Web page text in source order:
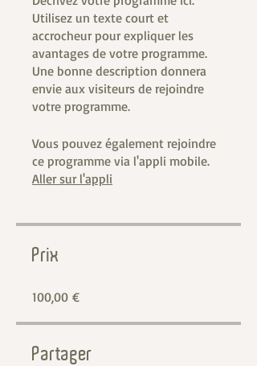
Utilisez un texte court et
accrocheur pour expliquer les
avantages de votre programme.
Une bonne description donnera
envie aux visiteurs de rejoindre
votre programme.
Vous pouvez également rejoindre
ce programme via l'appli mobile.
Aller sur l'appli
Prix
100,00 €
Partager